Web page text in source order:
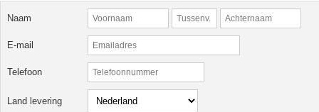
Naam
E-mail
Telefoon
Land levering